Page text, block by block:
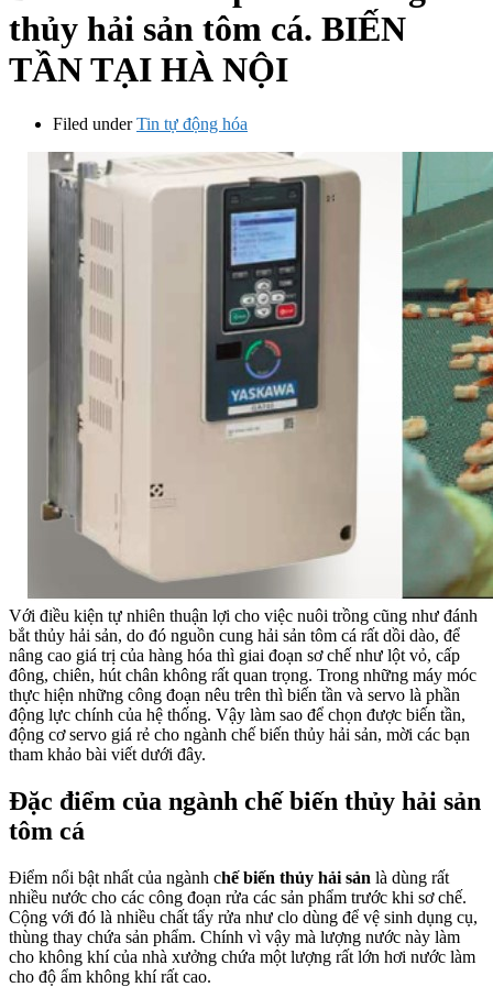
thủy hải sản tôm cá. BIẾN
TẦN TẠI HÀ NỘI
Filed underTin tự động hóa
Với điều kiện tự nhiên thuận lợi cho việc nuôi trồng cũng như đánh
bắt thủy hải sản, do đó nguồn cung hải sản tôm cá rất dồi dào, để
nâng cao giá trị của hàng hóa thì giai đoạn sơ chế như lột vỏ, cấp
đông, chiên, hút chân không rất quan trọng. Trong những máy móc
thực hiện những công đoạn nêu trên thì biến tần và servo là phần
động lực chính của hệ thống. Vậy làm sao để chọn được biến tần,
động cơ servo giá rẻ cho ngành chế biến thủy hải sản, mời các bạn
tham khảo bài viết dưới đây.
Đặc điểm của ngành chế biến thủy hải sản
tôm cá
Điểm nổi bật nhất của ngành chế biến thủy hải sản là dùng rất
nhiều nước cho các công đoạn rửa các sản phẩm trước khi sơ chế.
Cộng với đó là nhiều chất tẩy rửa như clo dùng để vệ sinh dụng cụ,
thùng thay chứa sản phẩm. Chính vì vậy mà lượng nước này làm
cho không khí của nhà xưởng chứa một lượng rất lớn hơi nước làm
cho độ ẩm không khí rất cao.